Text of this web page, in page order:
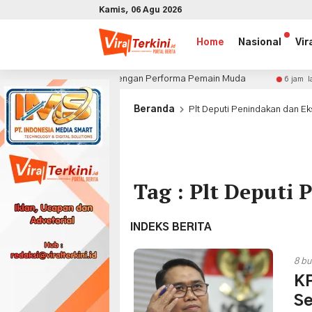
Kamis, 06 Agu 2026
Home Nasional
Puas dengan Performa Pemain Muda 6 jam lalu Lexus
Beranda Plt Deputi Penindakan dan
Tag : Plt Deputi
INDEKS BERITA
8